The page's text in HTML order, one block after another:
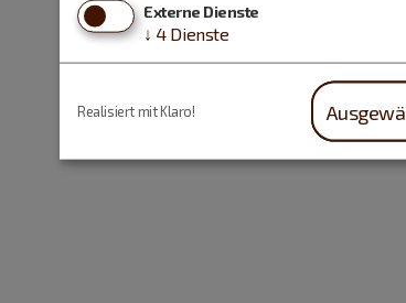
Externe Dienste
↓ 4 Dienste
Realisiert mit Klaro!